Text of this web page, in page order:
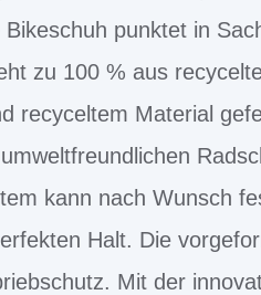
punktet in
zu 100 % aus
recyceltem Material
kann nach Wunsch
Halt. Die
Mit der